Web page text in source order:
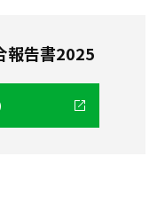
報告書2025